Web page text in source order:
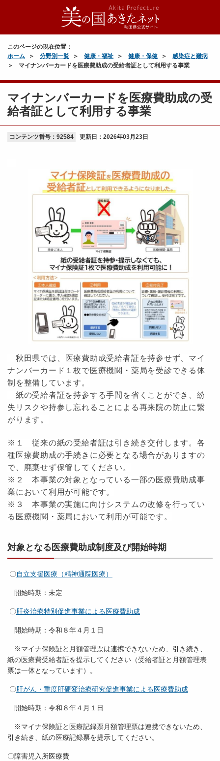
このページの現在位置：
ホーム
分野別一覧 健康・福祉 健康・保健
感染症と難病
マイナンバーカードを医療費助成の受給者証として利用する事業
マイナンバーカードを医療費助成の受
給者証として利用する事業
コンテンツ番号：92584 更新日： 2026年03月23日
秋田県では、
医療費助成受給者証を持参せず、マイ
ナンバーカード１枚で医療機関・薬局を受診できる体
制を整備しています。
紙の受給者証を持参する手間を省くことができ、紛
失リスクや持参し忘れることによる再来院の防止に繋
がります。
※１ 従来の紙の受給者証は引き続き交付します。各
種医療費助成の手続きに必要となる場合がありますの
で、廃棄せず保管してください。
※２ 本事業の対象となっている一部の医療費助成事
業において利用が可能です。
※３ 本事業の実施に向けシステムの改修を行ってい
る医療機関・薬局において利用が可能です。
対象となる医療費助成制度及び開始時期
〇自立支援医療（精神通院医療）
開始時期：未定
〇肝炎治療特別促進事業による医療費助成
開始時期：令和８年４月１日
※マイナ保険証と月額管理票は連携できないため、引き続き、
紙の医療費受給者証を提示してください（受給者証と月額管理表
票は一体となっています）。
〇肝がん・重度肝硬変治療研究促進事業による医療費助成
開始時期：令和８年４月１日
※マイナ保険証と医療記録票月額管理票は連携できないため、
引き続き、紙の医療記録票を提示してください。
〇障害児入所医療費